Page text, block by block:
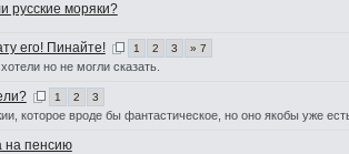
русские моряки?
его! Пинайте! 1 2 3 » 7
но не могли сказать.
1 2 3
которое вроде бы фантастическое, но оно якобы уже
на пенсию